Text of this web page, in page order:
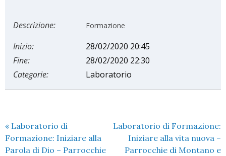
Descrizione: Formazione
Inizio:
28/02/2020 20:45
Fine:
28/02/2020 22:30
Categorie:
Laboratorio
« Laboratorio di
Formazione: Iniziare alla
Parola di Dio – Parrocchie
Laboratorio di Formazione:
Iniziare alla vita nuova –
Parrocchie di Montano e